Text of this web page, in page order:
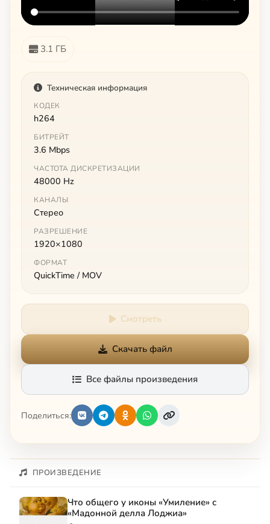
3.1 ГБ
Техническая информация
КОДЕК
h264
БИТРЕЙТ
3.6 Mbps
ЧАСТОТА ДИСКРЕТИЗАЦИИ
48000 Hz
КАНАЛЫ
Стерео
РАЗРЕШЕНИЕ
1920×1080
ФОРМАТ
QuickTime / MOV
Смотреть
Скачать файл
Все файлы произведения
Поделиться:
ПРОИЗВЕДЕНИЕ
Что общего у иконы «Умиление» с
«Мадонной делла Лоджиа»